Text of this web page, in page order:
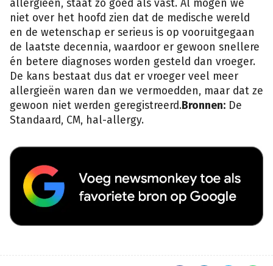
allergieën, staat zo goed als vast. Al mogen we
niet over het hoofd zien dat de medische wereld
en de wetenschap er serieus is op vooruitgegaan
de laatste decennia, waardoor er gewoon snellere
én betere diagnoses worden gesteld dan vroeger.
De kans bestaat dus dat er vroeger veel meer
allergieën waren dan we vermoedden, maar dat ze
gewoon niet werden geregistreerd.Bronnen: De
Standaard, CM, hal-allergy.